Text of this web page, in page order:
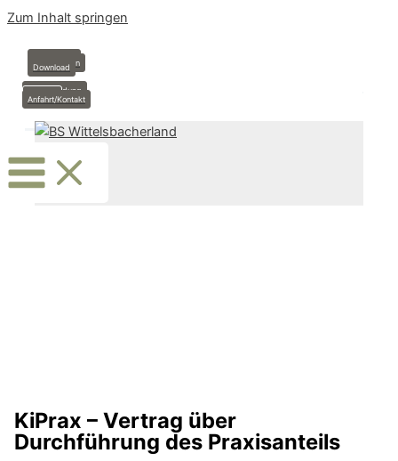
Zum Inhalt springen
Stundenplan
Download
Krankmeldung
Termine
Anfahrt/Kontakt
KiPrax – Vertrag über
Durchführung des Praxisanteils